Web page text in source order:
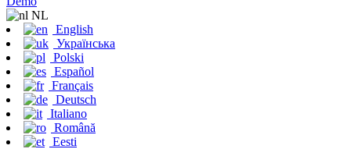
NL
English
Українська
Polski
Español
Français
Deutsch
Italiano
Română
Eesti